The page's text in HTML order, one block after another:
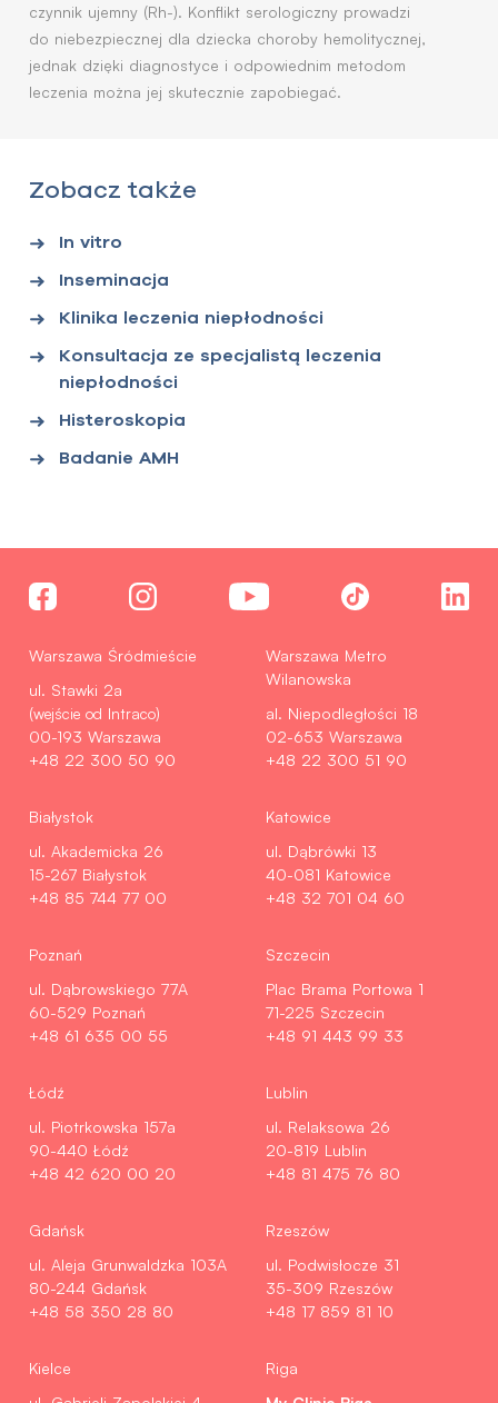
czynnik ujemny (Rh-). Konflikt serologiczny prowadzi
do niebezpiecznej dla dziecka choroby hemolitycznej,
jednak dzięki diagnostyce i odpowiednim metodom
leczenia można jej skutecznie zapobiegać.
Zobacz także
In vitro
Inseminacja
Klinika leczenia niepłodności
Konsultacja ze specjalistą leczenia
niepłodności
Histeroskopia
Badanie AMH
Warszawa Śródmieście
ul. Stawki 2a
(wejście od Intraco)
00-193 Warszawa
+48 22 300 50 90
Warszawa Metro
Wilanowska
al. Niepodległości 18
02-653 Warszawa
+48 22 300 51 90
Białystok
ul. Akademicka 26
15-267 Białystok
+48 85 744 77 00
Katowice
ul. Dąbrówki 13
40-081 Katowice
+48 32 701 04 60
Poznań
ul. Dąbrowskiego 77A
60-529 Poznań
+48 61 635 00 55
Szczecin
Plac Brama Portowa 1
71-225 Szczecin
+48 91 443 99 33
Łódź
ul. Piotrkowska 157a
90-440 Łódź
+48 42 620 00 20
Lublin
ul. Relaksowa 26
20-819 Lublin
+48 81 475 76 80
Gdańsk
ul. Aleja Grunwaldzka 103A
80-244 Gdańsk
+48 58 350 28 80
Rzeszów
ul. Podwisłocze 31
35-309 Rzeszów
+48 17 859 81 10
Kielce
Riga